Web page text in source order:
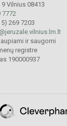
Vilnius 08413
7772
269 7203
ir saugomi
registre
190000937